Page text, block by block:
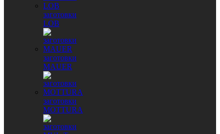
заготовки
LOB
заготовки
MAUER
заготовки
MOTTURA